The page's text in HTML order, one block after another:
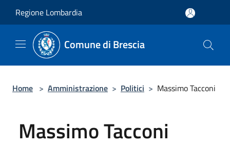
Regione Lombardia
Comune di Brescia
Home > Amministrazione > Politici > Massimo Tacconi
Massimo Tacconi